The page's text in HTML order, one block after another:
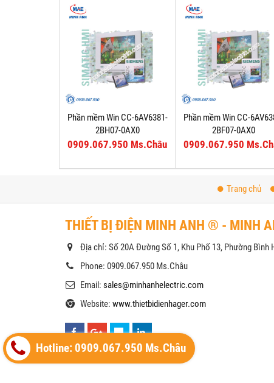
Phần mềm Win CC-6AV6381-
2BH07-0AX0
0909.067.950 Ms.Châu
Phần mềm Win CC-
2BF07-0AX0
0909.067.950
Trang chủ
THIẾT BỊ ĐIỆN MINH ANH ® - MINH
Địa chỉ: Số 20A Đường Số 1, Khu Phố 13, Phường Bình
Phone: 0909.067.950 Ms.Châu
Email: sales@minhanhelectric.com
Website: www.thietbidienhager.com
Hotline: 0909.067.950 Ms.Châu